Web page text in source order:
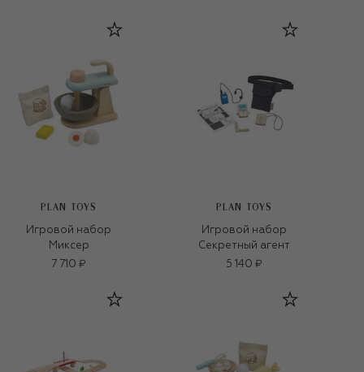
PLAN TOYS
Игровой набор
Миксер
7 710 ₽
PLAN TOYS
Игровой набор
Секретный агент
5 140 ₽